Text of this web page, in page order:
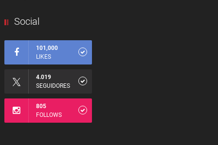
Social
101,000
LIKES
4.019
SEGUIDORES
805
FOLLOWS